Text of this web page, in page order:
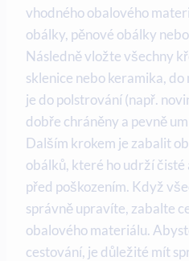
vhodného obalového
obálky, pěnové obálky
Následně vložte všechny
sklenice nebo keramika,
je do polstrování (např.
dobře chráněny a pevně
Dalším krokem je zabalit
obálků, které ho udrží
před poškozením. Když
správně upravíte, zabalte
obalového materiálu.
cestování, je důležité mít